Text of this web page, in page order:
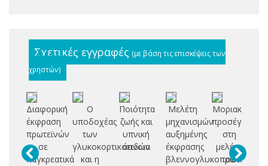
Σχετικές εγγραφές (με βάση τις επισκέψεις των
χρηστών)
Διαφορική
έκφραση
πρωτεϊνών
σε
παγκρεατικά
Ο
υποδοχέας
των
γλυκοκορτικοειδών
και η
Ποιότητα
ζωής και
υπνική
άπνοια
Μελέτη
μηχανισμών
αυξημένης
έκφρασης
Μοριακή
προσέγγιση
στη
μελέτη
του